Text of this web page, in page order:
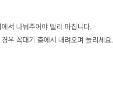
서 나눠주어야 빨리 마칩니다.
우 꼭대기 층에서 내려오며 돌리세요.